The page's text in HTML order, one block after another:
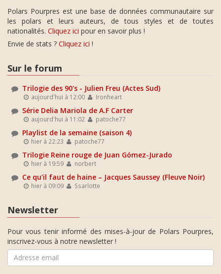
Polars Pourpres est une base de données communautaire sur
les polars et leurs auteurs, de tous styles et de toutes
nationalités. Cliquez ici pour en savoir plus !
Envie de stats ? Cliquez ici !
Sur le forum
Trilogie des 90's - Julien Freu (Actes Sud)
aujourd'hui à 12:00 Ironheart
Série Delia Mariola de A.F Carter
aujourd'hui à 11:02 patoche77
Playlist de la semaine (saison 4)
hier à 22:23 patoche77
Trilogie Reine rouge de Juan Gómez-Jurado
hier à 19:59 norbert
Ce qu'il faut de haine – Jacques Saussey (Fleuve Noir)
hier à 09:09 Ssarlotte
Newsletter
Pour vous tenir informé des mises-à-jour de Polars Pourpres,
inscrivez-vous à notre newsletter !